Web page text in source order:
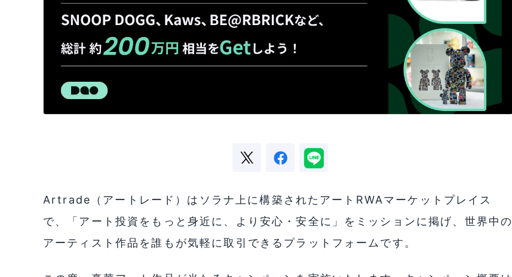
Artrade（アートレード）はソラナ上に構築されたアートRWAマーケットプレイス
で、「アート投資をもっと身近に、より安心・安全に」をミッションに掲げ、世界中の
アーティスト作品を誰もが気軽に取引できるプラットフォームです。